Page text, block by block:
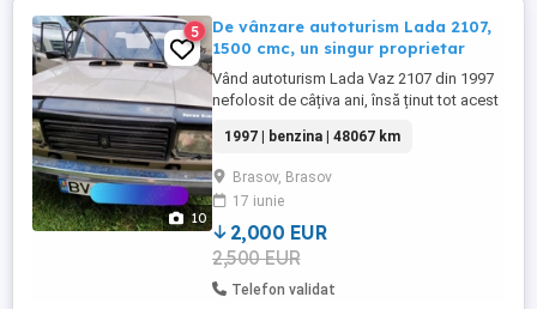
10
5
De vânzare autoturism Lada 2107,
1500 cmc, un singur proprietar
Vând autoturism Lada Vaz 2107 din 1997
nefolosit de câțiva ani, însă ținut tot acest
fi o mașină vintage în grija unor mâini
pricepute. Întregul sistem de frânare a
fost reînnoit, iar de atunci a mers ca. 30
km. Starea actuală este vizibilă în poze,
dar ...
1997 | benzina | 48067 km
Brasov, Brasov
17 iunie
2,000 EUR
2,500 EUR
Telefon validat